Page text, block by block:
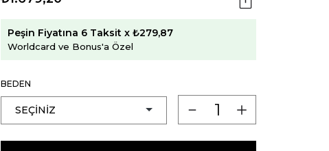
Peşin Fiyatına 6 Taksit x ₺279,87
Worldcard ve Bonus'a Özel
BEDEN